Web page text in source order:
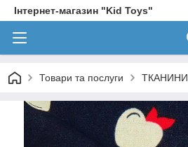
Інтернет-магазин "Kid Toys"
Товари та послуги ТКАНИНИ